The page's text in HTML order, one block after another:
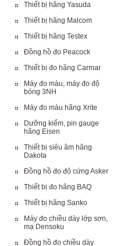
Thiết bị hãng Yasuda
Thiết bị hãng Malcom
Thiết bị hãng Testex
Đồng hồ đo Peacock
Thiết bị đo hãng Carmar
Máy đo màu, máy đo độ
bóng 3NH
Máy đo màu hãng Xrite
Dưỡng kiểm, pin gauge
hãng Eisen
Thiết bị siêu âm hãng
Dakota
Đồng hồ đo độ cứng Asker
Thiết bị đo hãng BAQ
Thiết bị hãng Sanko
Máy đo chiều dày lớp sơn,
mạ Densoku
Đồng hồ đo chiều dày